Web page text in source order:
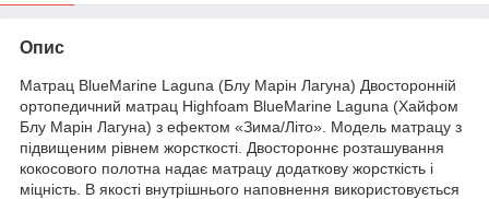
Опис
Матрац BlueMarine Laguna (Блу Марін Лагуна) Двосторонній
ортопедичний матрац Highfoam BlueMarine Laguna (Хайфом
Блу Марін Лагуна) з ефектом «Зима/Літо». Модель матрацу з
підвищеним рівнем жорсткості. Двостороннє розташування
кокосового полотна надає матрацу додаткову жорсткість і
міцність. В якості внутрішнього наповнення використовується